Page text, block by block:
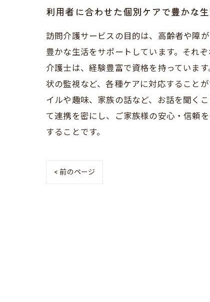
利用者に合わせた個別ケアで豊かな
訪問介護サービスの目的は、高齢者や障
豊かな生活をサポートしています。それ
介護士は、経験豊富で資格を持っていま
状の監視など、各種ケアに対応すること
イルや趣味、家族の話など、お話を聞く
て連携を密にし、ご家族様の安心・信頼
することです。
< 前のページ